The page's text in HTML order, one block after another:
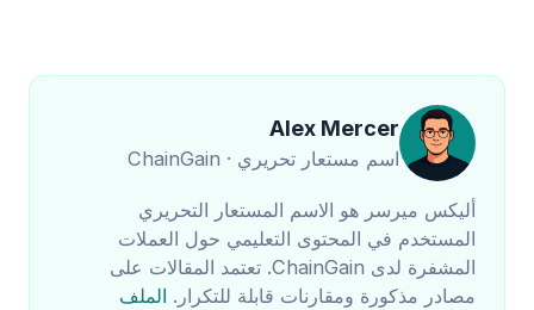
Alex Mercer
اسم مستعار تحريري · ChainGain
أليكس ميرسر هو الاسم المستعار التحريري
المستخدم في المحتوى التعليمي حول العملات
المشفرة لدى ChainGain. تعتمد المقالات على
مصادر مذكورة ومقارنات قابلة للتكرار. الملف